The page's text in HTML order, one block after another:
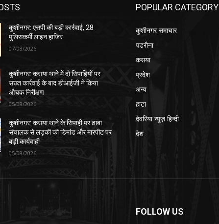
कुशीनगर: एसपी की बड़ी कार्रवाई, 28
पुलिसकर्मी लाइन हाजिर
07/08/2026
कुशीनगर: कसया थाने में दो सिपाहियों पर
सख्त कार्रवाई के बाद डीआईजी ने किया
औचक निरीक्षण
05/08/2026
कुशीनगर: कसया थाने के सिपाही पर ढाबा
संचालक से लड़की की डिमांड और मारपीट पर
बड़ी कार्यवाही
05/08/2026
POPULAR CATEGORY
कुशीनगर समाचार
पडरौना
कसया
प्रदेश
अन्य
हाटा
देवरिया न्यूज़ हिन्दी
देश
FOLLOW US